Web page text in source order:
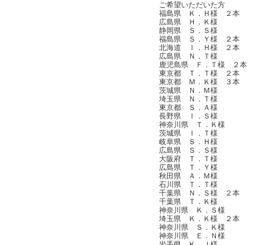
ご希望いただいた方
福島県 Ｋ．Ｈ様 ２本
広島県 Ｈ．Ｋ様
静岡県 Ｓ．Ｓ様
福島県 Ｓ．Ｙ様 ２本
北海道 Ｉ．Ｈ様 ２本
広島県 Ｎ．Ｔ様
鹿児島県 Ｆ．Ｔ様 ２本
東京都 Ｔ．Ｔ様 ２本
東京都 Ｍ．Ｋ様 ３本
茨城県 Ｎ．Ｍ様
埼玉県 Ｎ．Ｔ様
東京都 Ｓ．Ａ様
長野県 Ｉ．Ｓ様
神奈川県 Ｔ．Ｋ様
茨城県 Ｉ．Ｔ様
岐阜県 Ｓ．Ｈ様
広島県 Ｓ．Ｓ様
大阪府 Ｔ．Ｔ様
広島県 Ｔ．Ｙ様
秋田県 Ａ．Ｍ様
石川県 Ｔ．Ｔ様
千葉県 Ｎ．Ｓ様 ２本
千葉県 Ｔ．Ｋ様
神奈川県 Ｋ．Ｓ様
埼玉県 Ｋ．Ｋ様 ２本
神奈川県 Ｓ．Ｋ様
神奈川県 Ｅ．Ｎ様